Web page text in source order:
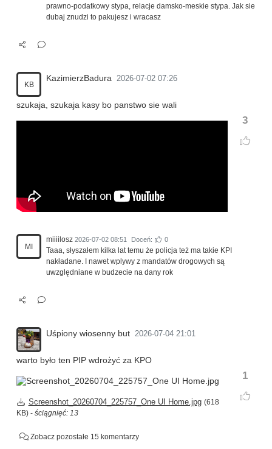
prawno-podatkowy stypa, relacje damsko-meskie stypa. Jak sie
dubaj znudzi to pakujesz i wracasz
KB
KazimierzBadura 2026-07-02 07:26
3
szukaja, szukaja kasy bo panstwo sie wali
MI
miiiilosz 2026-07-02 08:51 Doceń: 0
Taaa, słyszałem kilka lat temu że policja też ma takie KPI
nakładane. I nawet wplywy z mandatów drogowych są
uwzględniane w budzecie na dany rok
Uśpiony wiosenny but 2026-07-04 21:01
1
warto było ten PIP wdrożyć za KPO
Screenshot_20260704_225757_One UI Home.jpg (618
KB) - ściągnięć: 13
Zobacz pozostałe 15 komentarzy